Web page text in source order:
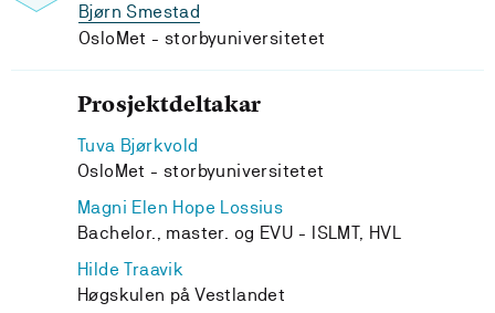
Bjørn Smestad
OsloMet - storbyuniversitetet
Prosjektdeltakar
Tuva Bjørkvold
OsloMet - storbyuniversitetet
Magni Elen Hope Lossius
Bachelor., master. og EVU - ISLMT, HVL
Hilde Traavik
Høgskulen på Vestlandet